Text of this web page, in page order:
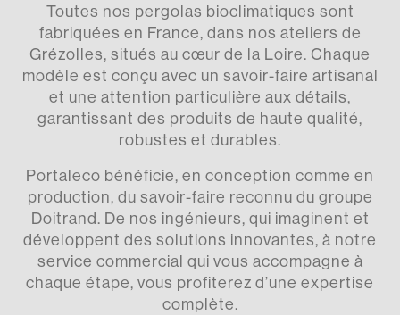
Toutes nos pergolas bioclimatiques sont
fabriquées en France, dans nos ateliers de
Grézolles, situés au cœur de la Loire. Chaque
modèle est conçu avec un savoir-faire artisanal
et une attention particulière aux détails,
garantissant des produits de haute qualité,
robustes et durables.
Portaleco bénéficie, en conception comme en
production, du savoir-faire reconnu du groupe
Doitrand. De nos ingénieurs, qui imaginent et
développent des solutions innovantes, à notre
service commercial qui vous accompagne à
chaque étape, vous profiterez d’une expertise
complète.